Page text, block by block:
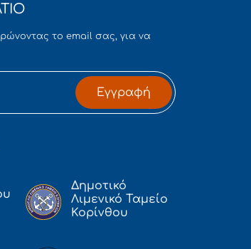
το email σας, για να
Εγγραφή
Δημοτικό
Λιμενικό Ταμείο
Κορίνθου